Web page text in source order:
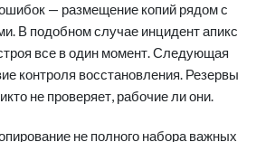
— размещение копий рядом с
В подобном случае инцидент апикс
все в один момент. Следующая
контроля восстановления. Резервы
не проверяет, рабочие ли они.
не полного набора важных